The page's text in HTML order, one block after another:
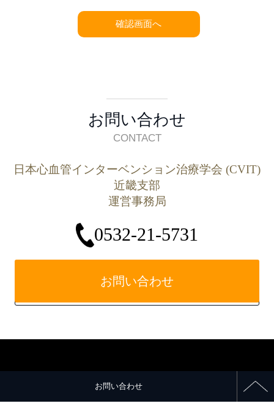
お問い合わせ
お問い合わせ
CONTACT
日本心血管インターベンション治療学会 (CVIT)
近畿支部
運営事務局
0532-21-5731
お問い合わせ